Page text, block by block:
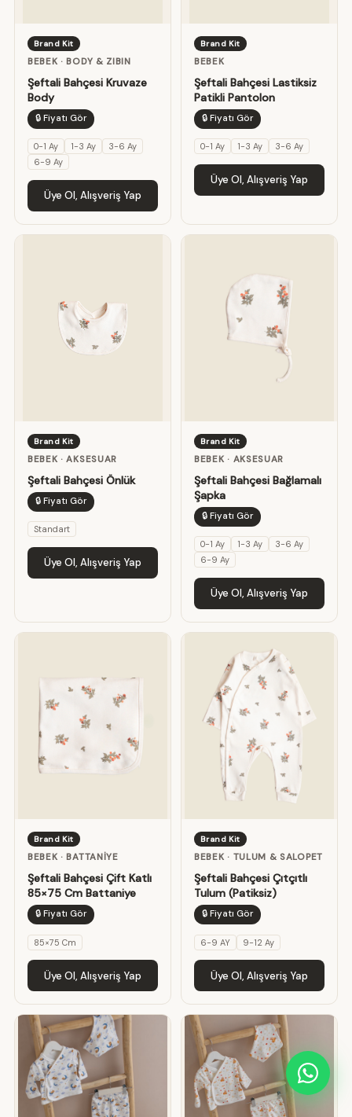
Brand Kit
BEBEK · BODY & ZIBIN
Şeftali Bahçesi Kruvaze
Body
🔒 Fiyatı Gör
0-1 Ay 1-3 Ay
3-6 Ay
6-9 Ay
Üye Ol, Alışveriş Yap
Brand Kit
BEBEK
Şeftali Bahçesi Lastiksiz
Patikli Pantolon
🔒 Fiyatı Gör
0-1 Ay 1-3 Ay 3-6 Ay
Üye Ol, Alışveriş Yap
Brand Kit
BEBEK · AKSESUAR
Şeftali Bahçesi Önlük
🔒 Fiyatı Gör
Standart
Üye Ol, Alışveriş Yap
Brand Kit
BEBEK · AKSESUAR
Şeftali Bahçesi Bağlamalı
Şapka
🔒 Fiyatı Gör
0-1 Ay 1-3 Ay
3-6 Ay
6-9 Ay
Üye Ol, Alışveriş Yap
Brand Kit
BEBEK · BATTANIYE
Şeftali Bahçesi Çift Katlı
85×75 Cm Battaniye
🔒 Fiyatı Gör
85×75 Cm
Üye Ol, Alışveriş Yap
Brand Kit
BEBEK · TULUM & SALOPET
Şeftali Bahçesi Çıtçıtlı
Tulum (Patiksiz)
🔒 Fiyatı Gör
6-9 AY 9-12 Ay
Üye Ol, Alışveriş Yap